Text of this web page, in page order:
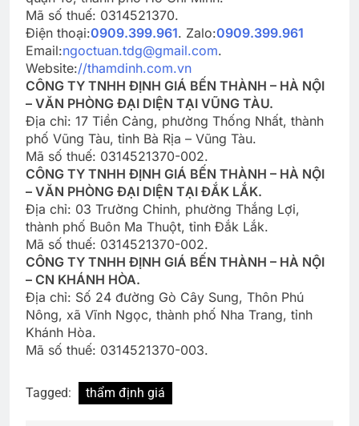
Mã số thuế: 0314521370.
Điện thoại:0909.399.961. Zalo:0909.399.961
Email:ngoctuan.tdg@gmail.com.
Website://thamdinh.com.vn
CÔNG TY TNHH ĐỊNH GIÁ BẾN THÀNH – HÀ NỘI
– VĂN PHÒNG ĐẠI DIỆN TẠI VŨNG TÀU.
Địa chỉ: 17 Tiền Cảng, phường Thống Nhất, thành
phố Vũng Tàu, tỉnh Bà Rịa – Vũng Tàu.
Mã số thuế: 0314521370-002.
CÔNG TY TNHH ĐỊNH GIÁ BẾN THÀNH – HÀ NỘI
– VĂN PHÒNG ĐẠI DIỆN TẠI ĐẮK LẮK.
Địa chỉ: 03 Trường Chinh, phường Thắng Lợi,
thành phố Buôn Ma Thuột, tỉnh Đắk Lắk.
Mã số thuế: 0314521370-002.
CÔNG TY TNHH ĐỊNH GIÁ BẾN THÀNH – HÀ NỘI
– CN KHÁNH HÒA.
Địa chỉ: Số 24 đường Gò Cây Sung, Thôn Phú
Nông, xã Vĩnh Ngọc, thành phố Nha Trang, tỉnh
Khánh Hòa.
Mã số thuế: 0314521370-003.
Tagged: thẩm định giá